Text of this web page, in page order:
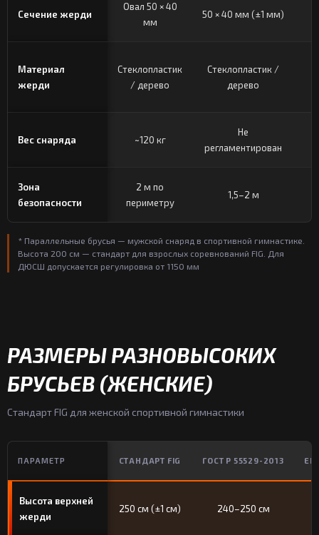
Сечение жерди
Овал 50 × 40
мм
50 × 40 мм (±1 мм)
Материал
жерди
Стеклопластик
/ дерево
Стеклопластик /
дерево
Вес снаряда ~120 кг
Не
регламентирован
Зона
безопасности
2 м по
периметру
1,5–2 м
* Параллельные брусья — мужской снаряд в спортивной гимнастике.
Высота 200 см — стандарт для взрослых соревнований FIG. Для
ДЮСШ допускается регулировка от 1150 мм
РАЗМЕРЫ РАЗНОВЫСОКИХ
БРУСЬЕВ (ЖЕНСКИЕ)
Стандарт FIG для женской спортивной гимнастики
ПАРАМЕТР СТАНДАРТ FIG ГОСТ Р 55529-2013
Высота верхней
жерди
250 см (±1 см) 240–250 см